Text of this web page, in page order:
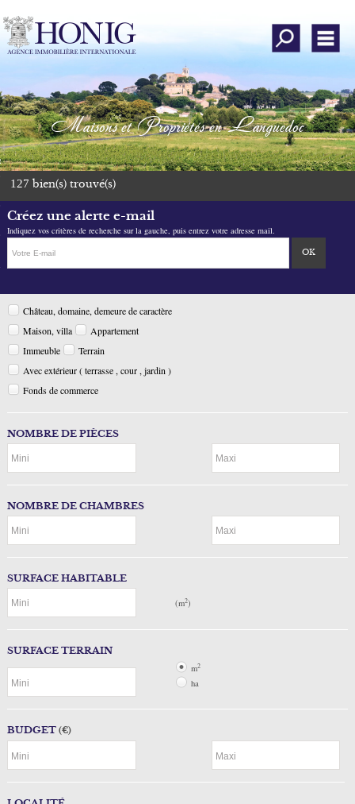
Affiner la
Qui sommes-nous ?
Rechercher un bien
Déposer une recherche
une estimation
Avis clients
Mon compte
Nous contacter
Instagram
Facebook
Maisons et Propriétés en Languedoc
127 bien(s) trouvé(s)
Créez une alerte e-mail
Indiquez vos critères de recherche sur la gauche, puis entrez votre adresse mail.
Château, domaine, demeure de caractère
Maison, villa
Appartement
Immeuble
Terrain
Avec extérieur ( terrasse , cour , jardin )
Fonds de commerce
NOMBRE DE PIÈCES
NOMBRE DE CHAMBRES
SURFACE HABITABLE
(m2)
SURFACE TERRAIN
m2
ha
BUDGET(€)